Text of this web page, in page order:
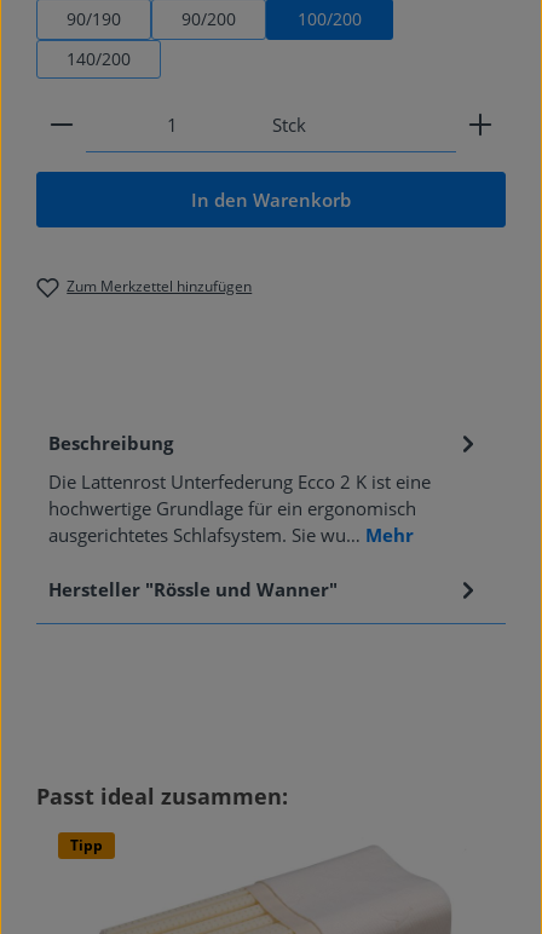
90/190 90/200
100/200
140/200
Produkt Anzahl: Gib den gewünschten Wert ein
Stck
In den Warenkorb
Zum Merkzettel hinzufügen
Beschreibung
Die Lattenrost Unterfederung Ecco 2 K ist eine
hochwertige Grundlage für ein ergonomisch
ausgerichtetes Schlafsystem. Sie wu… Mehr
Hersteller "Rössle und Wanner"
Produktgalerie überspringen
Passt ideal zusammen:
Tipp